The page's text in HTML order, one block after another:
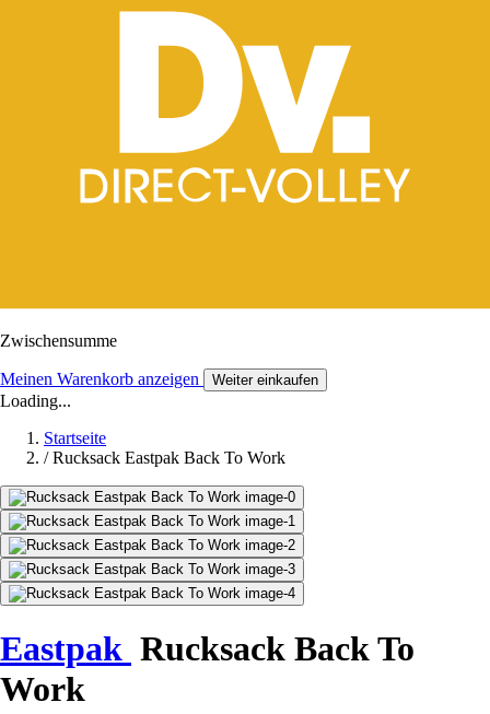
Zwischensumme
Meinen Warenkorb anzeigen Weiter einkaufen
Loading...
Startseite
/ Rucksack Eastpak Back To Work
Eastpak Rucksack Back To
Work